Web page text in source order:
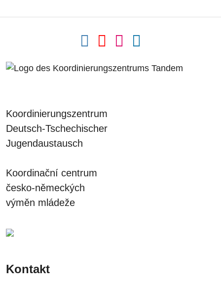
Koordinierungszentrum
Deutsch-Tschechischer
Jugendaustausch
Koordinační centrum
česko-německých
výměn mládeže
Kontakt